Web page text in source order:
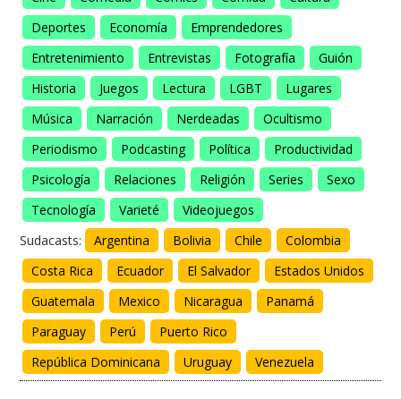
Deportes
Economía
Emprendedores
Entretenimiento
Entrevistas Fotografía
Guión
Historia
Juegos Lectura LGBT
Lugares
Música
Narración Nerdeadas
Ocultismo
Periodismo
Podcasting Política
Productividad
Psicología
Relaciones Religión Series
Sexo
Tecnología
Varieté
Videojuegos
Sudacasts:
Argentina Bolivia Chile
Colombia
Costa Rica
Ecuador El Salvador
Estados Unidos
Guatemala
Mexico Nicaragua
Panamá
Paraguay
Perú
Puerto Rico
República Dominicana
Uruguay Venezuela